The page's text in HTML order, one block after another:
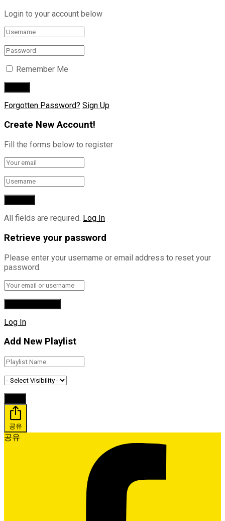
Login to your account below
Remember Me
Forgotten Password? Sign Up
Create New Account!
Fill the forms below to register
All fields are required. Log In
Retrieve your password
Please enter your username or email address to reset your
password.
Log In
Add New Playlist
공유
공유